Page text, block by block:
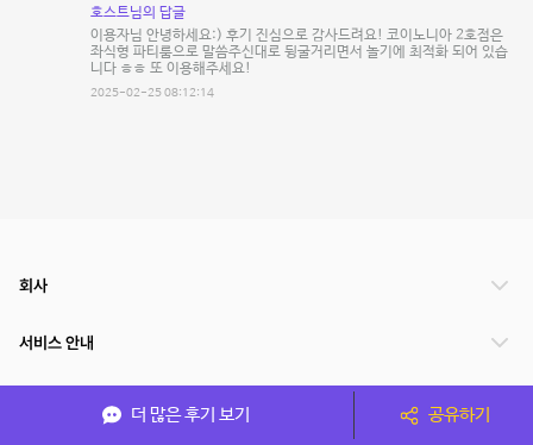
호스트님의 답글
이용자님 안녕하세요:) 후기 진심으로 감사드려요! 코이노니아 2호점은
좌식형 파티룸으로 말씀주신대로 뒹굴거리면서 놀기에 최적화 되어 있습
니다 ㅎㅎ 또 이용해주세요!
2025-02-25 08:12:14
더 많은 후기 보기 공유하기
회사
서비스 안내